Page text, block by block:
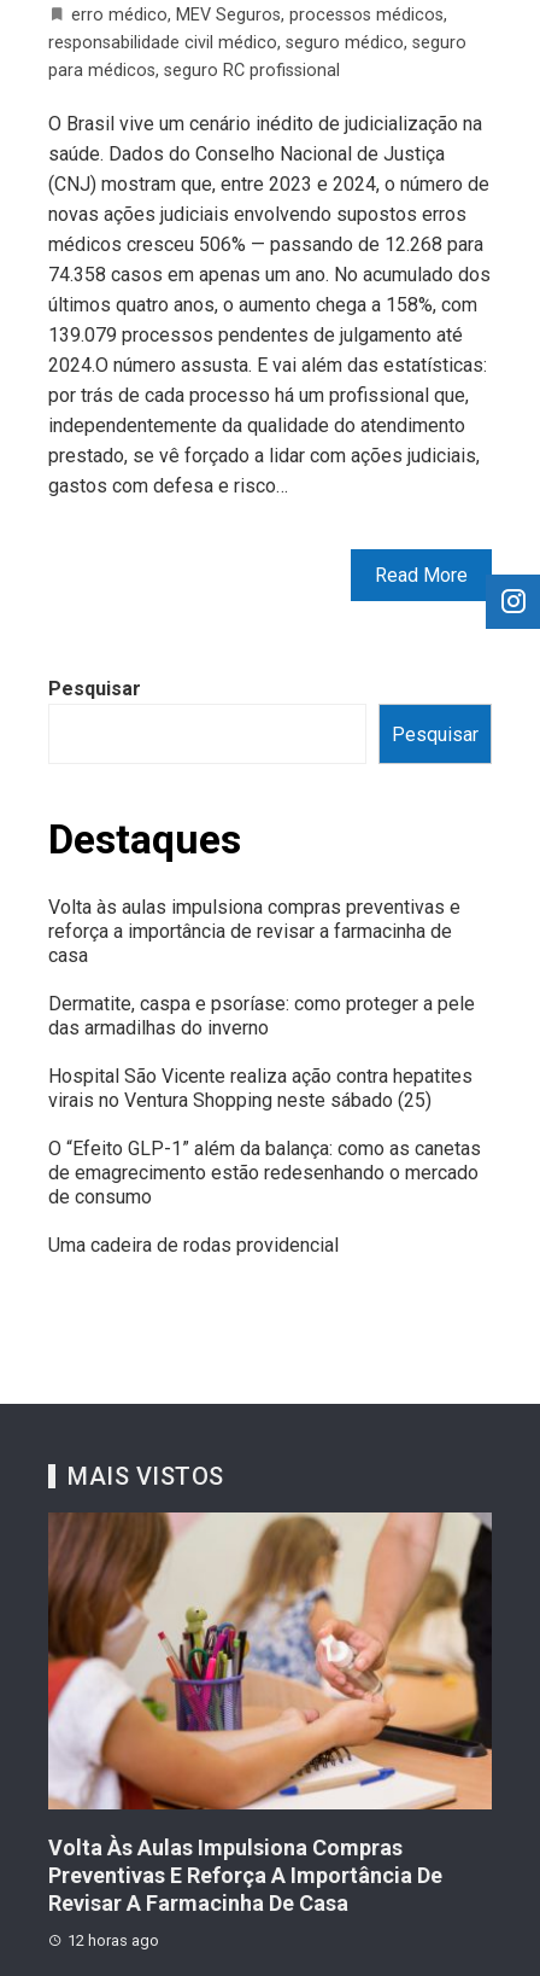
erro médico, MEV Seguros, processos médicos,
responsabilidade civil médico, seguro médico, seguro
para médicos, seguro RC profissional
O Brasil vive um cenário inédito de judicialização na
saúde. Dados do Conselho Nacional de Justiça
(CNJ) mostram que, entre 2023 e 2024, o número de
novas ações judiciais envolvendo supostos erros
médicos cresceu 506% — passando de 12.268 para
74.358 casos em apenas um ano. No acumulado dos
últimos quatro anos, o aumento chega a 158%, com
139.079 processos pendentes de julgamento até
2024.O número assusta. E vai além das estatísticas:
por trás de cada processo há um profissional que,
independentemente da qualidade do atendimento
prestado, se vê forçado a lidar com ações judiciais,
gastos com defesa e risco…
Read More
Pesquisar
Pesquisar
Destaques
Volta às aulas impulsiona compras preventivas e
reforça a importância de revisar a farmacinha de
casa
Dermatite, caspa e psoríase: como proteger a pele
das armadilhas do inverno
Hospital São Vicente realiza ação contra hepatites
virais no Ventura Shopping neste sábado (25)
O “Efeito GLP-1” além da balança: como as canetas
de emagrecimento estão redesenhando o mercado
de consumo
Uma cadeira de rodas providencial
MAIS VISTOS
Volta Às Aulas Impulsiona Compras
Preventivas E Reforça A Importância De
Revisar A Farmacinha De Casa
12 horas ago